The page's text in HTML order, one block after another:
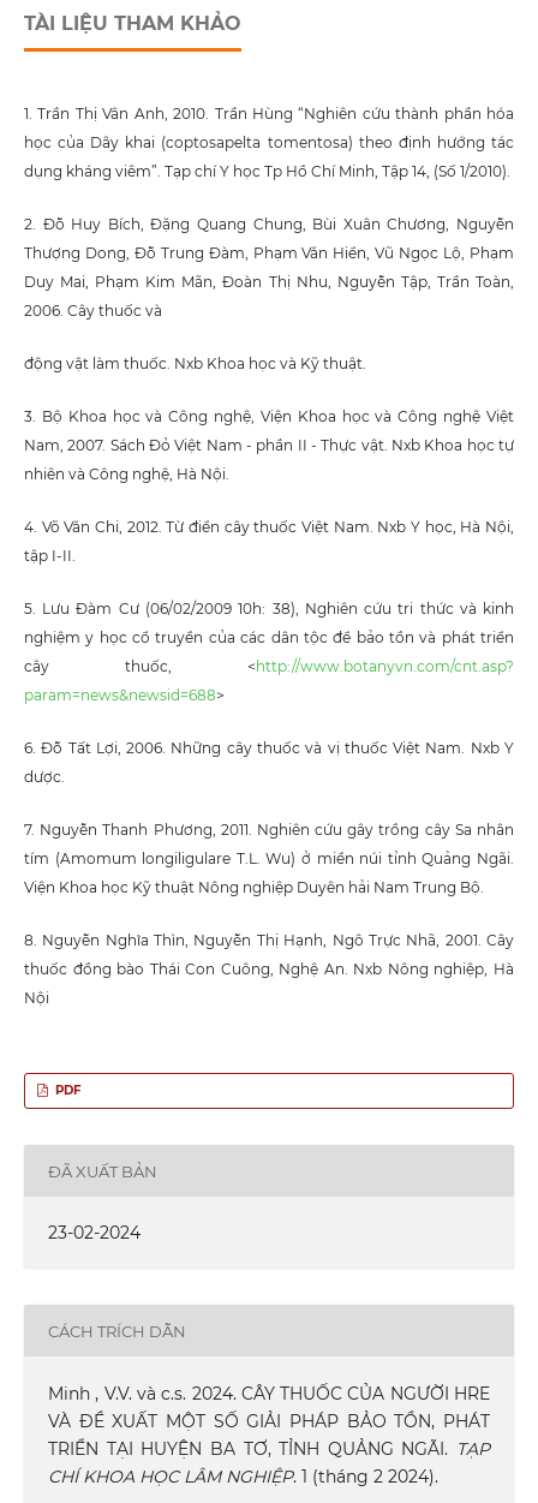
TÀI LIỆU THAM KHẢO
1. Trần Thị Vân Anh, 2010. Trần Hùng “Nghiên cứu thành phần hóa
học của Dây khai (coptosapelta tomentosa) theo định hướng tác
dụng kháng viêm”. Tạp chí Y học Tp Hồ Chí Minh, Tập 14, (Số 1/2010).
2. Đỗ Huy Bích, Đặng Quang Chung, Bùi Xuân Chương, Nguyễn
Thượng Dong, Đỗ Trung Đàm, Phạm Văn Hiển, Vũ Ngọc Lộ, Phạm
Duy Mai, Phạm Kim Mãn, Đoàn Thị Nhu, Nguyễn Tập, Trần Toàn,
2006. Cây thuốc và
động vật làm thuốc. Nxb Khoa học và Kỹ thuật.
3. Bộ Khoa học và Công nghệ, Viện Khoa học và Công nghệ Việt
Nam, 2007. Sách Đỏ Việt Nam - phần II - Thực vật. Nxb Khoa học tự
nhiên và Công nghệ, Hà Nội.
4. Võ Văn Chi, 2012. Từ điển cây thuốc Việt Nam. Nxb Y học, Hà Nội,
tập I-II.
5. Lưu Đàm Cư (06/02/2009 10h: 38), Nghiên cứu tri thức và kinh
nghiệm y học cổ truyền của các dân tộc để bảo tồn và phát triển
cây thuốc, < http://www.botanyvn.com/cnt.asp?
param=news&newsid=688>
6. Đỗ Tất Lợi, 2006. Những cây thuốc và vị thuốc Việt Nam. Nxb Y
dược.
7. Nguyễn Thanh Phương, 2011. Nghiên cứu gây trồng cây Sa nhân
tím (Amomum longiligulare T.L. Wu) ở miền núi tỉnh Quảng Ngãi.
Viện Khoa học Kỹ thuật Nông nghiệp Duyên hải Nam Trung Bộ.
8. Nguyễn Nghĩa Thìn, Nguyễn Thị Hạnh, Ngô Trực Nhã, 2001. Cây
thuốc đồng bào Thái Con Cuông, Nghệ An. Nxb Nông nghiệp, Hà
Nội
PDF
ĐÃ XUẤT BẢN
23-02-2024
CÁCH TRÍCH DẪN
Minh , V.V. và c.s. 2024. CÂY THUỐC CỦA NGƯỜI HRE
VÀ ĐỀ XUẤT MỘT SỐ GIẢI PHÁP BẢO TỒN, PHÁT
TRIỂN TẠI HUYỆN BA TƠ, TỈNH QUẢNG NGÃI. TẠP
CHÍ KHOA HỌC LÂM NGHIỆP. 1 (tháng 2 2024).